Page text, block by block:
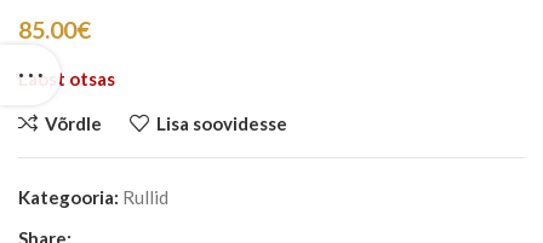
85.00€
Laost otsas
Võrdle Lisa soovidesse
Kategooria: Rullid
Share: